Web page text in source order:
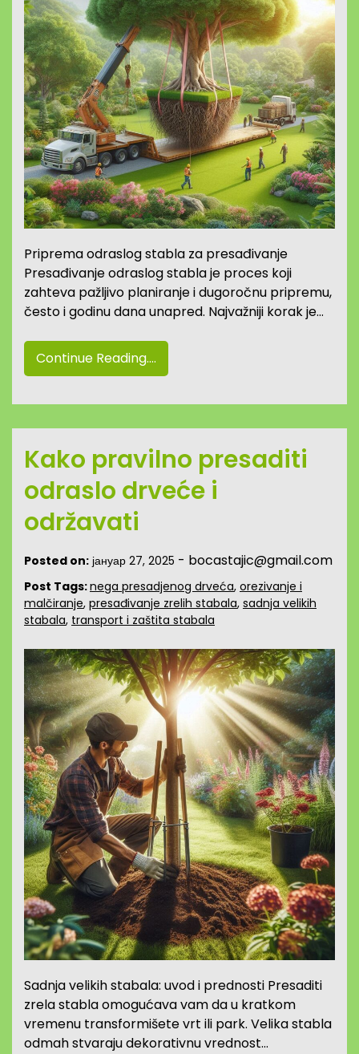
Priprema odraslog stabla za presađivanje
Presađivanje odraslog stabla je proces koji
zahteva pažljivo planiranje i dugoročnu pripremu,
često i godinu dana unapred. Najvažniji korak je…
Continue Reading....
Kako pravilno presaditi
odraslo drveće i
održavati
Posted on: јануар 27, 2025 - bocastajic@gmail.com
Post Tags:nega presadjenog drveća, orezivanje i
malčiranje, presađivanje zrelih stabala, sadnja velikih
stabala, transport i zaštita stabala
Sadnja velikih stabala: uvod i prednosti Presaditi
zrela stabla omogućava vam da u kratkom
vremenu transformišete vrt ili park. Velika stabla
odmah stvaraju dekorativnu vrednost…